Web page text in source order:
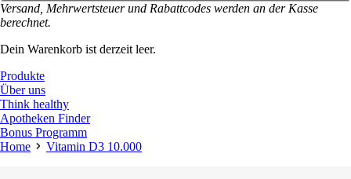
Versand, Mehrwertsteuer und Rabattcodes werden an der Kasse
berechnet.
Dein Warenkorb ist derzeit leer.
Produkte
Über uns
Think healthy
Apotheken Finder
Bonus Programm
Home
Vitamin D3 10.000